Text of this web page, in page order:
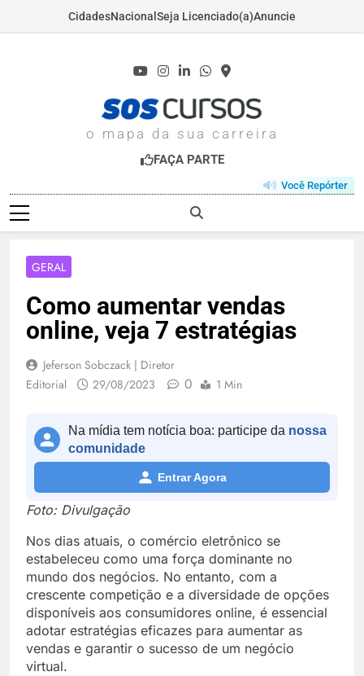
CidadesNacional Seja Licenciado(a)Anuncie
o mapa da sua carreira
FAÇA PARTE
Você Repórter
GERAL
Como aumentar vendas
online, veja 7 estratégias
Jeferson Sobczack | Diretor
Editorial
29/08/2023 0 1 Min
Na mídia tem notícia boa: participe da nossa
comunidade
Entrar Agora
Foto: Divulgação
Nos dias atuais, o comércio eletrônico se
estabeleceu como uma força dominante no
mundo dos negócios. No entanto, com a
crescente competição e a diversidade de opções
disponíveis aos consumidores online, é essencial
adotar estratégias eficazes para aumentar as
vendas e garantir o sucesso de um negócio
virtual.